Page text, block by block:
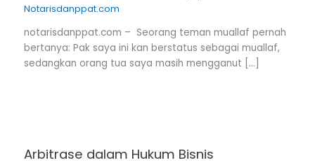
Notarisdanppat.com
notarisdanppat.com – Seorang teman muallaf pernah
bertanya: Pak saya ini kan berstatus sebagai muallaf,
sedangkan orang tua saya masih mengganut […]
Arbitrase dalam Hukum Bisnis